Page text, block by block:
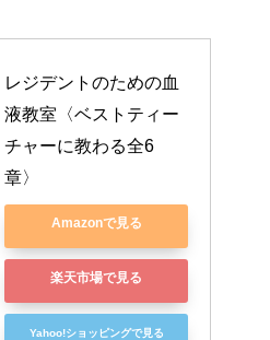
レジデントのための血
液教室〈ベストティー
チャーに教わる全6
章〉
Amazonで見る
楽天市場で見る
Yahoo!ショッピングで見る